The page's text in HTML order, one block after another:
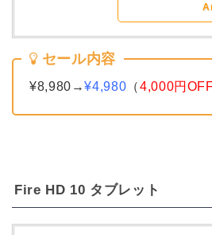
セール内容
¥8,980→¥4,980 （4,000円
Fire HD 10 タブレット